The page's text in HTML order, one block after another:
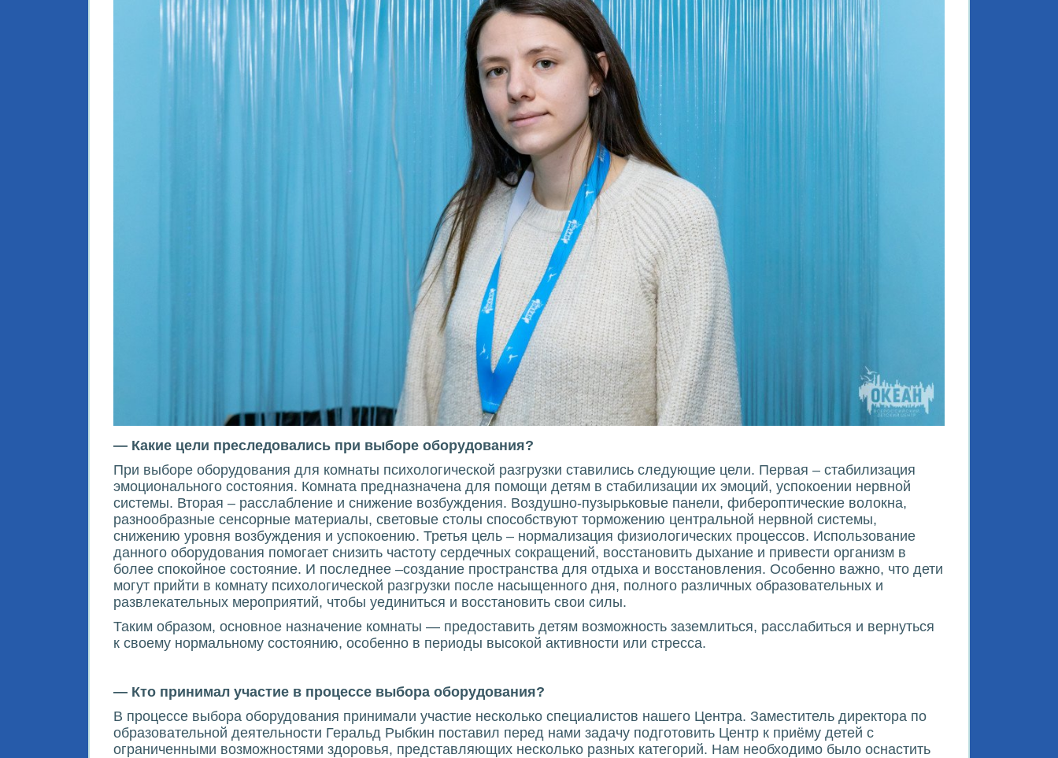
— Какие цели преследовались при выборе оборудования?
При выборе оборудования для комнаты психологической разгрузки ставились следующие цели. Первая – стабилизация
эмоционального состояния. Комната предназначена для помощи детям в стабилизации их эмоций, успокоении нервной
системы. Вторая – расслабление и снижение возбуждения. Воздушно-пузырьковые панели, фибероптические волокна,
разнообразные сенсорные материалы, световые столы способствуют торможению центральной нервной системы,
снижению уровня возбуждения и успокоению. Третья цель – нормализация физиологических процессов. Использование
данного оборудования помогает снизить частоту сердечных сокращений, восстановить дыхание и привести организм в
более спокойное состояние. И последнее –создание пространства для отдыха и восстановления. Особенно важно, что дети
могут прийти в комнату психологической разгрузки после насыщенного дня, полного различных образовательных и
развлекательных мероприятий, чтобы уединиться и восстановить свои силы.
Таким образом, основное назначение комнаты — предоставить детям возможность заземлиться, расслабиться и вернуться
к своему нормальному состоянию, особенно в периоды высокой активности или стресса.
— Кто принимал участие в процессе выбора оборудования?
В процессе выбора оборудования принимали участие несколько специалистов нашего Центра. Заместитель директора по
образовательной деятельности Геральд Рыбкин поставил перед нами задачу подготовить Центр к приёму детей с
ограниченными возможностями здоровья, представляющих несколько разных категорий. Нам необходимо было оснастить